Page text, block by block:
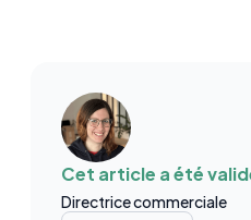
Cet article a été
Directrice commerciale